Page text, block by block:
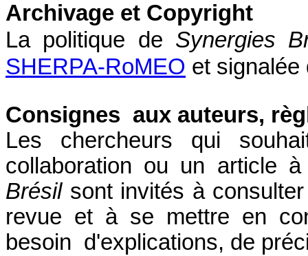
Archivage et Copyright
La politique de Synergies
SHERPA-RoMEO et
Consignes aux auteurs,
Les chercheurs qui
collaboration ou un article
Brésil sont invités à
revue et à se mettre en
besoin d'explications, de